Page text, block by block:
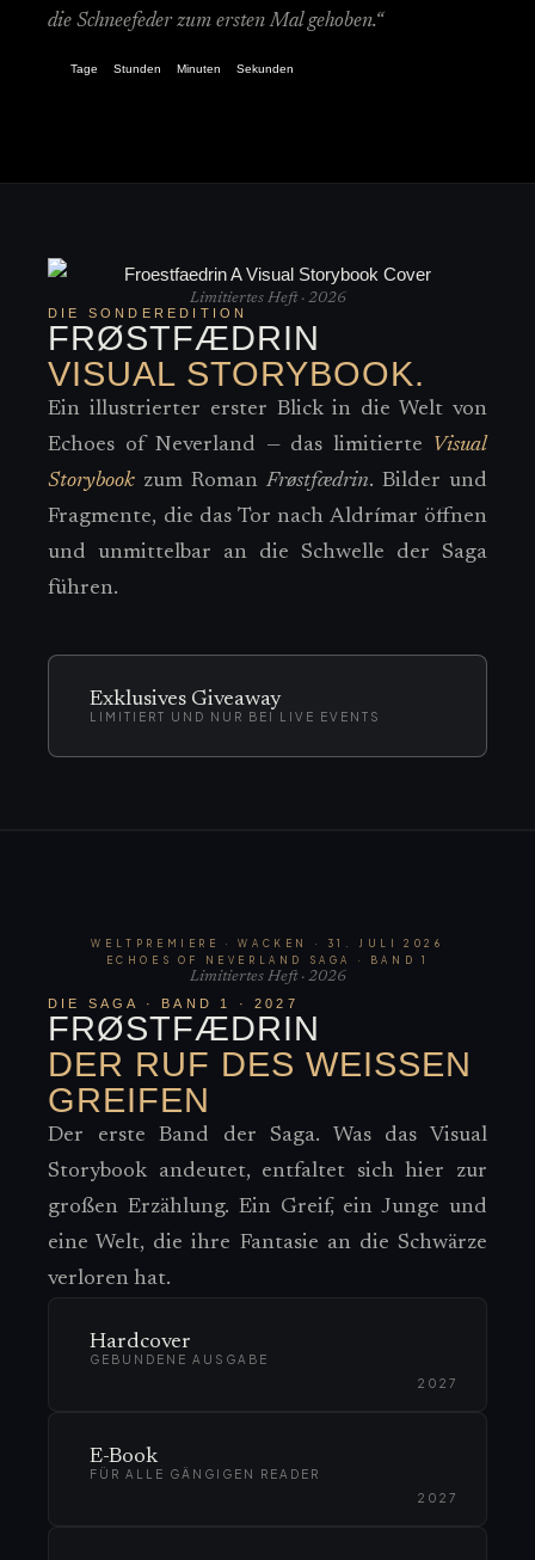
die Schneefeder zum ersten Mal gehoben.“
Tage Stunden Minuten Sekunden
Limitiertes Heft · 2026
DIE SONDEREDITION
FRØSTFÆDRIN
VISUAL STORYBOOK.
Ein illustrierter erster Blick in die Welt von
Echoes of Neverland — das limitierte
Visual
Storybook zum Roman Frøstfædrin. Bilder und
Fragmente, die das Tor nach Aldrímar öffnen
und unmittelbar an die Schwelle der Saga
führen.
Exklusives Giveaway
LIMITIERT UND NUR BEI LIVE EVENTS
WELTPREMIERE · WACKEN · 31. JULI 2026
ECHOES OF NEVERLAND SAGA · BAND 1
Limitiertes Heft · 2026
DIE SAGA · BAND 1 · 2027
FRØSTFÆDRIN
DER RUF DES WEISSEN G
REIFEN
Der erste Band der Saga. Was das Visual
Storybook andeutet, entfaltet sich hier zur
großen Erzählung. Ein Greif, ein Junge und
eine Welt, die ihre Fantasie an die Schwärze
verloren hat.
Hardcover
GEBUNDENE AUSGABE
2027
E-Book
FÜR ALLE GÄNGIGEN READER
2027